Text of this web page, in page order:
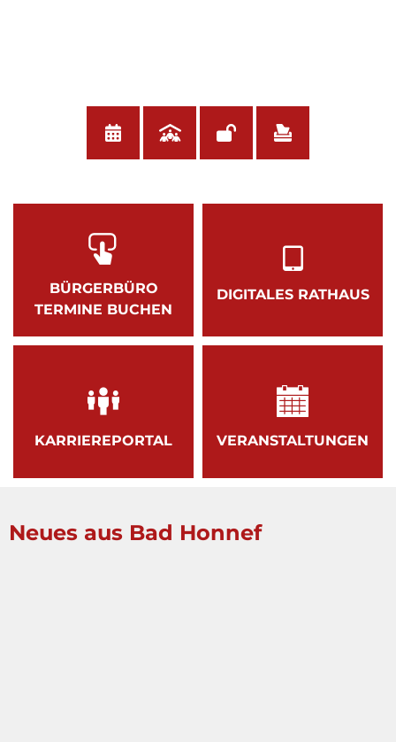
BÜRGERBÜRO
TERMINE BUCHEN
DIGITALES RATHAUS
KARRIEREPORTAL VERANSTALTUNGEN
Neues aus Bad Honnef